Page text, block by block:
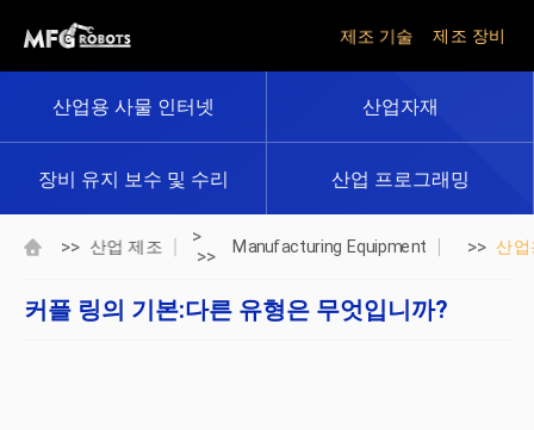
제조 기술 제조 장비
산업용 사물 인터넷 산업자재
장비 유지 보수 및 수리 산업 프로그래밍
>> 산업 제조
>
>>
Manufacturing Equipment >> 산업
커플 링의 기본:다른 유형은 무엇입니까?